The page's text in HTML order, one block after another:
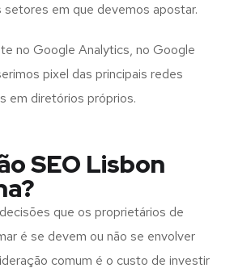
setores em que devemos apostar.
no Google Analytics, no Google
pixel das principais redes
em diretórios próprios.
SEO Lisbon
que os proprietários de
é se devem ou não se envolver
comum é o custo de investir